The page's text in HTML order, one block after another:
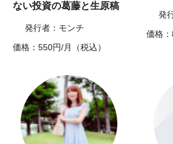
ない投資の葛藤と生原稿
発行者：モンチ
価格：550円/月（税込）
発
価格：